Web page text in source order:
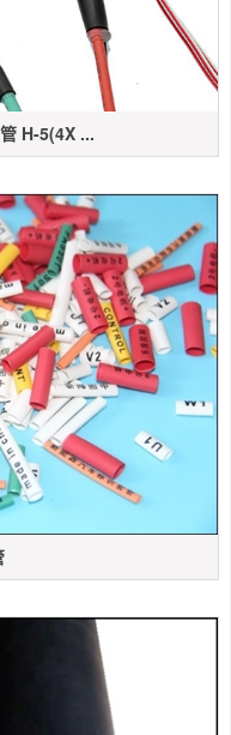
H-5(4X ...